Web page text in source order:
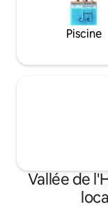
Piscine
Vallée de